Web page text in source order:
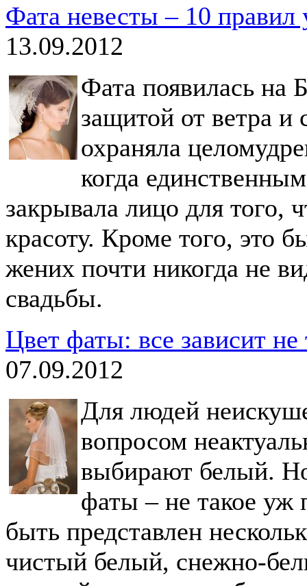
Фата невесты – 10 правил
13.09.2012
Фата появилась на
защитой от ветра
охраняла
когда
закрывала лицо для того,
красоту. Кроме того, это
жених почти никогда не
свадьбы.
Цвет фаты: все зависит не
07.09.2012
Для людей
вопросом
выбирают белый.
фаты – не такое уж
быть представлен
чистый белый, снежно-